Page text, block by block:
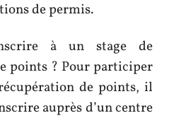
de permis.
à un stage de
points ? Pour participer
de points, il
auprès d’un centre